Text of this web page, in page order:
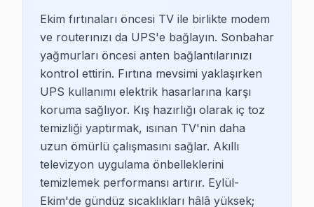
Ataşehir TV Tamir Fiyatları 2025
2025 yılında Ataşehir’de TV tamir fiyatları, birçok
Neden Ataşehir'de Fabrika Servis?
Ataşehir’de TV tamiri için hangi belgeleri
Ataşehir Garantili TV Servisi — Yaz-
Ekim fırtınaları öncesi TV ile birlikte modem
ve routerınızı da UPS'e bağlayın. Sonbahar
yağmurları öncesi anten bağlantılarınızı
kontrol ettirin. Fırtına mevsimi yaklaşırken
UPS kullanımı elektrik hasarlarına karşı
koruma sağlıyor. Kış hazırlığı olarak iç toz
temizliği yaptırmak, ısınan TV'nin daha
uzun ömürlü çalışmasını sağlar. Akıllı
televizyon uygulama önbelleklerini
temizlemek performansı artırır. Eylül-
Ekim'de gündüz sıcaklıkları hâlâ yüksek;